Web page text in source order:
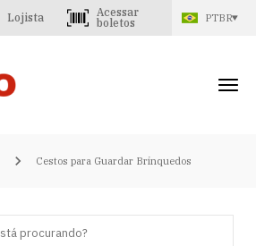
Lojista
Acessar
boletos
PTBR
Cestos para Guardar Brinquedos